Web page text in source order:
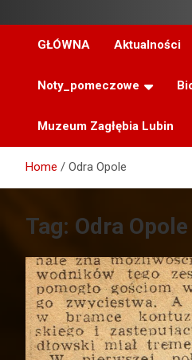
GŁÓWNA Aktualności
Noty_pomeczowe
Muzeum Zagłębia Lubin
Home Odra Opole
Tag: Odra Opole